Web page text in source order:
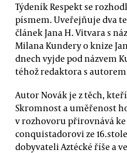
Týdeník Respekt se
písmem. Uveřejňuje dva
článek Jana H. Vitvara s
Milana Kundery o knize
dnech vyjde pod názvem
téhož redaktora s
Autor Novák je z těch,
Skromnost a uměřenost
v rozhovoru přirovnává
conquistadorovi ze
dobyvateli Aztécké říše a